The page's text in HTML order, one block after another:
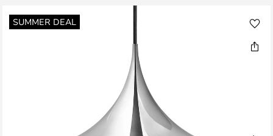
SUMMER DEAL
Gå
til